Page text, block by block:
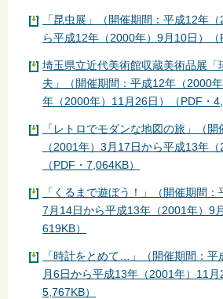
「昆虫展」（開催期間：平成12年
ら平成12年（2000年）9月10日）（
埼玉県立近代美術館収蔵美術品展「
夫」（開催期間：平成12年（2000
年（2000年）11月26日）（PDF・
「レトロでモダンな地図の旅」（
（2001年）3月17日から平成13年（
（PDF・7,064KB）
「くるまで遊ぼう！」（開催期間：
7月14日から平成13年（2001年）9
619KB）
「時計をとめて…」（開催期間：
月6日から平成13年（2001年）11月
5,767KB）